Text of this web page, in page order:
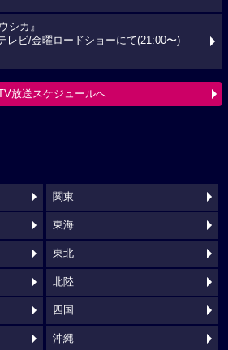
シカ』
レビ/金曜ロードショーにて(21:00〜)
放送スケジュールへ
関東
東海
東北
北陸
四国
沖縄